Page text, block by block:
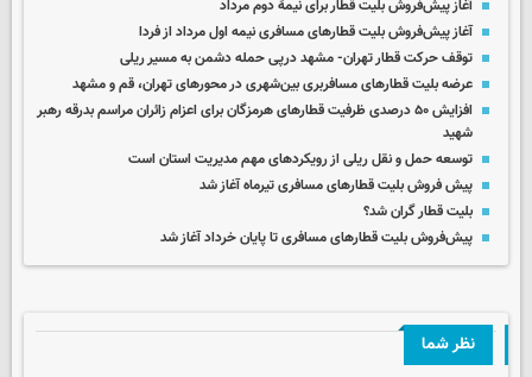
آغاز پیش‌فروش بلیت قطار برای نیمۀ دوم مرداد
آغاز پیش‌فروش بلیت‌ قطارهای مسافری نیمه اول مرداد از فردا
توقف حرکت قطار تهران- مشهد درپی حمله دشمن به مسیر ریلی
عرضه بلیت قطارهای مسافربری بین‌شهری در محورهای تهران، قم و مشهد
افزایش ۵۰ درصدی ظرفیت قطارهای هرمزگان برای اعزام زائران مراسم بدرقه رهبر
شهید
توسعه حمل و نقل ریلی از رویکردهای مهم مدیریت استان است
پیش فروش بلیت‌ قطارهای مسافری تیرماه آغاز شد
بلیت قطار گران شد؟
پیش‌فروش بلیت‌ قطارهای مسافری تا پایان خرداد آغاز شد
نظر شما